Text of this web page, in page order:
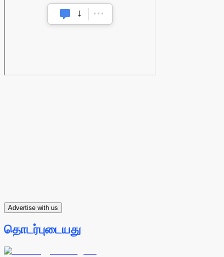
Advertise with us
தொடர்புடையது